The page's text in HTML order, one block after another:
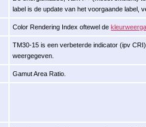
label is de update van het voorgaande label,
Color Rendering Index oftewel de
TM30-15 is een verbeterde indicator (ipv
weergegeven.
Gamut Area Ratio.